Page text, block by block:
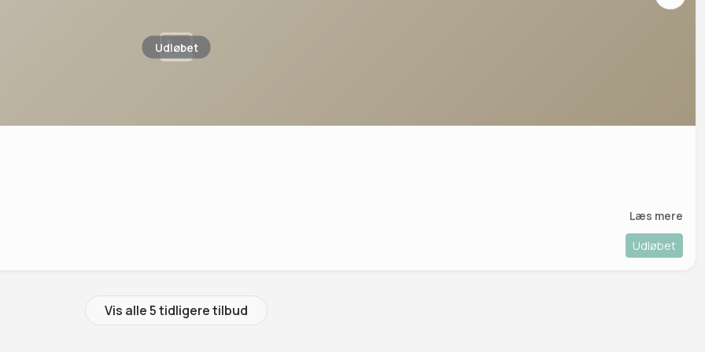
Udløbet
Læs mere
Udløbet
Vis alle 5 tidligere tilbud